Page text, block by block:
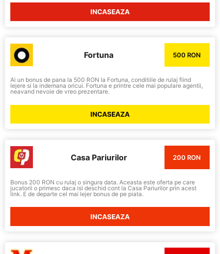
INCASEAZA
Fortuna 500 RON
Ai un bonus de pana la 500 RON la Fortuna, conditiile de rulaj fiind
lejere si la indemana oricui. Fortuna e printre cele mai populare agentii,
neavand nevoie de vreo prezentare.
INCASEAZA
Casa Pariurilor 200 RON
Bonus 200 RON cu rulaj o singura data. Aceasta este oferta pe care
jucatorii o primesc daca isi deschid cont la Casa Pariurilor prin acest
link. E de departe cel mai lejer bonus de pe piata.
INCASEAZA